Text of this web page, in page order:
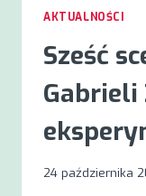
AKTUALNOŚCI
Sześć
Gabrieli
24 października